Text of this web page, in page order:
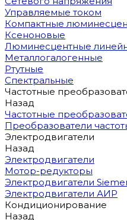
Управляемые током
Компактные
Ксеноновые
Люминесцентные
Металлогалогенные
Ртутные
Спектральные
Частотные
Назад
Частотные
Преобразователи
Электродвигатели
Назад
Электродвигатели
Мотор-редукторы
Электродвигатели
Электродвигатели АИР
Кондиционирование
Назад